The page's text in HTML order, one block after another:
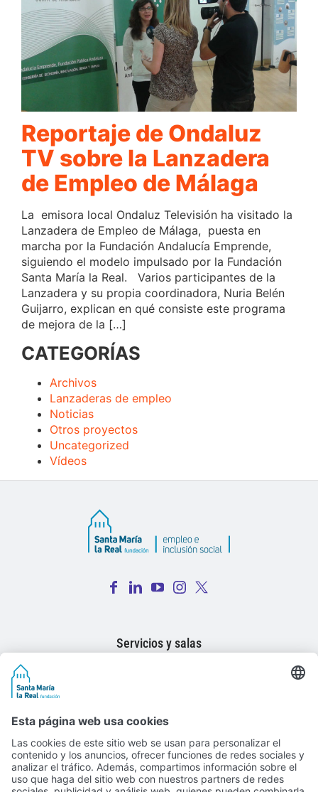
Reportaje de Ondaluz
TV sobre la Lanzadera
de Empleo de Málaga
La emisora local Ondaluz Televisión ha visitado la
Lanzadera de Empleo de Málaga, puesta en
marcha por la Fundación Andalucía Emprende,
siguiendo el modelo impulsado por la Fundación
Santa María la Real. Varios participantes de la
Lanzadera y su propia coordinadora, Nuria Belén
Guijarro, explican en qué consiste este programa
de mejora de la […]
CATEGORÍAS
Archivos
Lanzaderas de empleo
Noticias
Otros proyectos
Uncategorized
Vídeos
ok
In
e
am
X
Servicios y salas
Actualidad
Testimonios
Contacto